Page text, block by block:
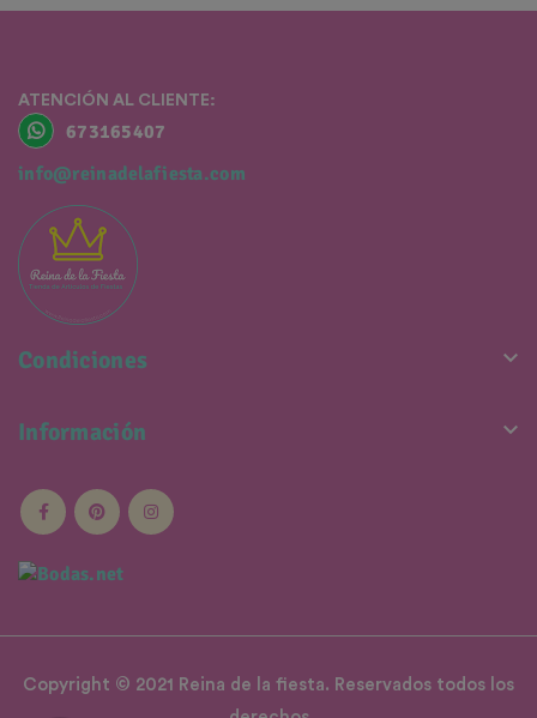
ATENCIÓN AL CLIENTE:
673165407
info@reinadelafiesta.com
Condiciones 
Información 
Copyright © 2021 Reina de la fiesta. Reservados todos los